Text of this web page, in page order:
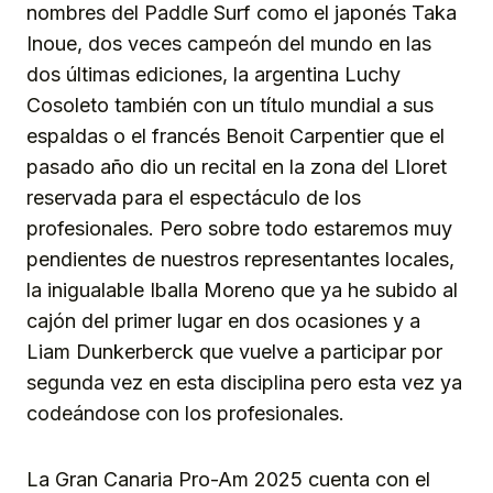
nombres del Paddle Surf como el japonés Taka
Inoue, dos veces campeón del mundo en las
dos últimas ediciones, la argentina Luchy
Cosoleto también con un título mundial a sus
espaldas o el francés Benoit Carpentier que el
pasado año dio un recital en la zona del Lloret
reservada para el espectáculo de los
profesionales. Pero sobre todo estaremos muy
pendientes de nuestros representantes locales,
la inigualable Iballa Moreno que ya he subido al
cajón del primer lugar en dos ocasiones y a
Liam Dunkerberck que vuelve a participar por
segunda vez en esta disciplina pero esta vez ya
codeándose con los profesionales.
La Gran Canaria Pro-Am 2025 cuenta con el